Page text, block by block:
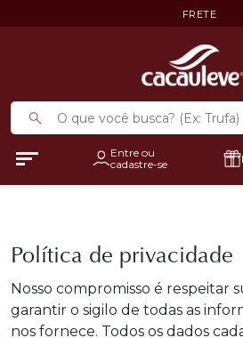
FRETE
Entre ou
cadastre-se
Política de privacidade
Nosso compromisso é respeitar
garantir o sigilo de todas as
nos fornece. Todos os dados